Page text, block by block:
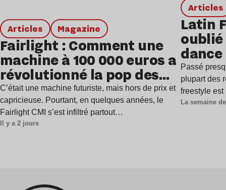
Articles magazine
Fairlight : Comment une
machine à 100 000 euros a
révolutionné la pop des
années 1980 ?
C’était une machine futuriste, mais hors de prix et
capricieuse. Pourtant, en quelques années, le
Fairlight CMI s’est infiltré partout…
Il y a 2 jours
Articles
Latin
oublié
Passé
plupart des
freestyle
La semaine